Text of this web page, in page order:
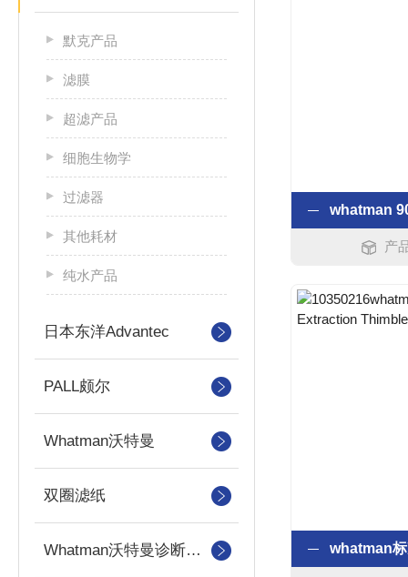
默克产品
滤膜
超滤产品
细胞生物学
过滤器
其他耗材
纯水产品
日本东洋Advantec
PALL颇尔
Whatman沃特曼
双圈滤纸
Whatman沃特曼诊断产品
产